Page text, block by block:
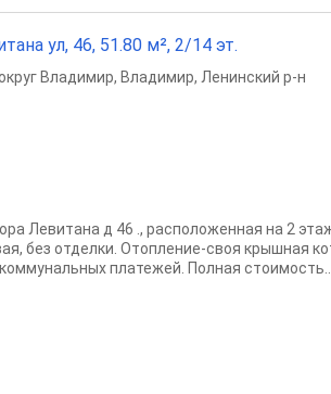
ул, 46, 51.80 м², 2/14 эт.
Владимир, Владимир, Ленинский р-н
Левитана д 46 ., расположенная на 2
без отделки. Отопление-своя крышная
платежей. Полная стоимость...